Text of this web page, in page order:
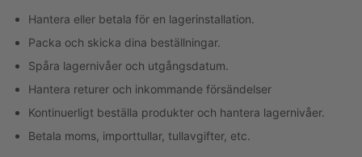
Hantera eller betala för en lagerinstallation.
Packa och skicka dina beställningar.
Spåra lagernivåer och utgångsdatum.
Hantera returer och inkommande försändelser
Kontinuerligt beställa produkter och hantera lagernivåer.
Betala moms, importtullar, tullavgifter, etc.